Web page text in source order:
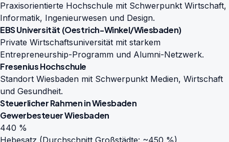
Praxisorientierte Hochschule mit Schwerpunkt Wirtschaft,
Informatik, Ingenieurwesen und Design.
EBS Universität (Oestrich-Winkel/Wiesbaden)
Private Wirtschaftsuniversität mit starkem
Entrepreneurship-Programm und Alumni-Netzwerk.
Fresenius Hochschule
Standort Wiesbaden mit Schwerpunkt Medien, Wirtschaft
und Gesundheit.
Steuerlicher Rahmen in Wiesbaden
Gewerbesteuer Wiesbaden
440 %
Hebesatz (Durchschnitt Großstädte: ~450 %)